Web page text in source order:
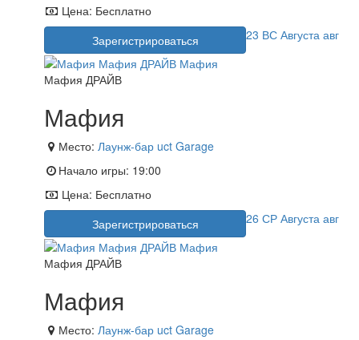
Цена: Бесплатно
Зарегистрироваться
23 ВС Августа авг
Мафия ДРАЙВ
Мафия
Место: Лаунж-бар uct Garage
Начало игры: 19:00
Цена: Бесплатно
Зарегистрироваться
26 СР Августа авг
Мафия ДРАЙВ
Мафия
Место: Лаунж-бар uct Garage